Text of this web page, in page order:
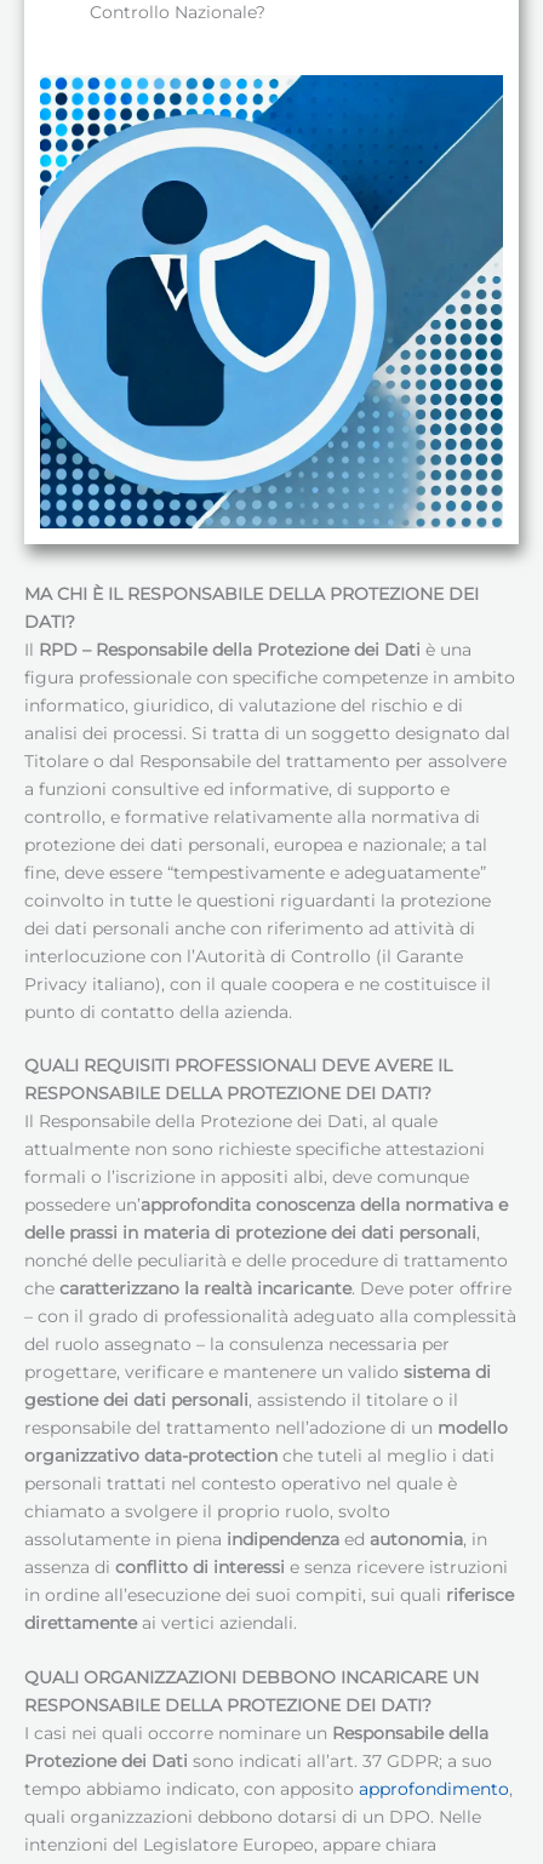
Controllo Nazionale?
MA CHI È IL RESPONSABILE DELLA PROTEZIONE DEI
DATI?
Il RPD – Responsabile della Protezione dei Dati è una
figura professionale con specifiche competenze in ambito
informatico, giuridico, di valutazione del rischio e di
analisi dei processi. Si tratta di un soggetto designato dal
Titolare o dal Responsabile del trattamento per assolvere
a funzioni consultive ed informative, di supporto e
controllo, e formative relativamente alla normativa di
protezione dei dati personali, europea e nazionale; a tal
fine, deve essere “tempestivamente e adeguatamente”
coinvolto in tutte le questioni riguardanti la protezione
dei dati personali anche con riferimento ad attività di
interlocuzione con l’Autorità di Controllo (il Garante
Privacy italiano), con il quale coopera e ne costituisce il
punto di contatto della azienda.
QUALI REQUISITI PROFESSIONALI DEVE AVERE IL
RESPONSABILE DELLA PROTEZIONE DEI DATI?
Il Responsabile della Protezione dei Dati, al quale
attualmente non sono richieste specifiche attestazioni
formali o l’iscrizione in appositi albi, deve comunque
possedere un’approfondita conoscenza della normativa e
delle prassi in materia di protezione dei dati personali,
nonché delle peculiarità e delle procedure di trattamento
che caratterizzano la realtà incaricante. Deve poter offrire
– con il grado di professionalità adeguato alla complessità
del ruolo assegnato – la consulenza necessaria per
progettare, verificare e mantenere un valido sistema di
gestione dei dati personali, assistendo il titolare o il
responsabile del trattamento nell’adozione di un modello
organizzativo data-protection che tuteli al meglio i dati
personali trattati nel contesto operativo nel quale è
chiamato a svolgere il proprio ruolo, svolto
assolutamente in piena indipendenza ed autonomia, in
assenza di conflitto di interessi e senza ricevere istruzioni
in ordine all’esecuzione dei suoi compiti, sui quali riferisce
direttamenteai vertici aziendali.
QUALI ORGANIZZAZIONI DEBBONO INCARICARE UN
RESPONSABILE DELLA PROTEZIONE DEI DATI?
I casi nei quali occorre nominare un Responsabile della
Protezione dei Dati sono indicati all’art. 37 GDPR; a suo
tempo abbiamo indicato, con apposito approfondimento,
quali organizzazioni debbono dotarsi di un DPO. Nelle
intenzioni del Legislatore Europeo, appare chiara